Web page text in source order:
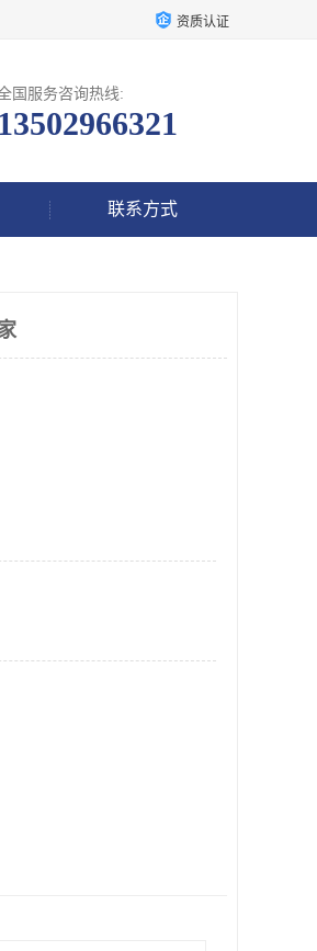
资质认证
国服务咨询热线:
13502966321
联系方式